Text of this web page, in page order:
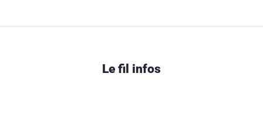
Le fil infos